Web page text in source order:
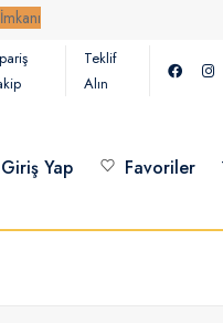
Teklif
Alın
Giriş Yap Favoriler